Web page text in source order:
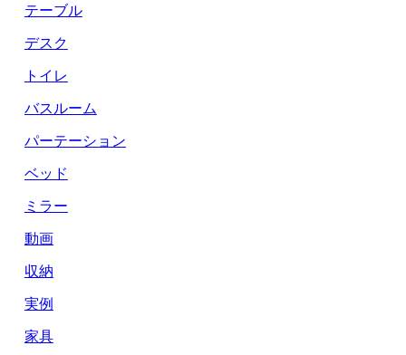
テーブル
デスク
トイレ
バスルーム
パーテーション
ベッド
ミラー
動画
収納
実例
家具